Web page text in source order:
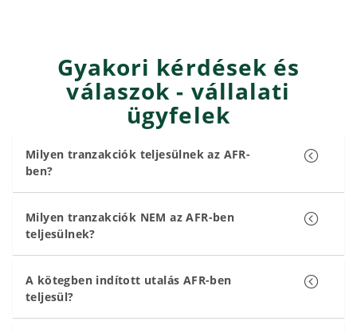
Gyakori kérdések és
válaszok - vállalati
ügyfelek
Milyen tranzakciók teljesülnek az AFR-
ben?
Milyen tranzakciók NEM az AFR-ben
teljesülnek?
A kötegben indított utalás AFR-ben
teljesül?